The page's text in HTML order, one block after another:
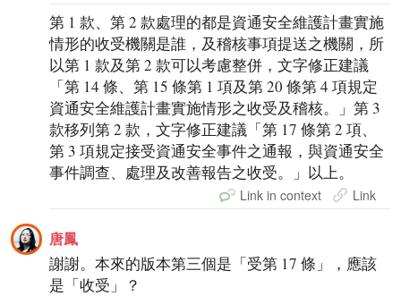
第 1 款、第 2 款處理的都是資通安全維護計畫實施
情形的收受機關是誰，及稽核事項提送之機關，所
以第 1 款及第 2 款可以考慮整併，文字修正建議
「第 14 條、第 15 條第 1 項及第 20 條第 4 項規定
資通安全維護計畫實施情形之收受及稽核。」第 3
款移列第 2 款，文字修正建議「第 17 條第 2 項、
第 3 項規定接受資通安全事件之通報，與資通安全
事件調查、處理及改善報告之收受。」以上。
Link in context Link
唐鳳
謝謝。本來的版本第三個是「受第 17 條」，應該
是「收受」？